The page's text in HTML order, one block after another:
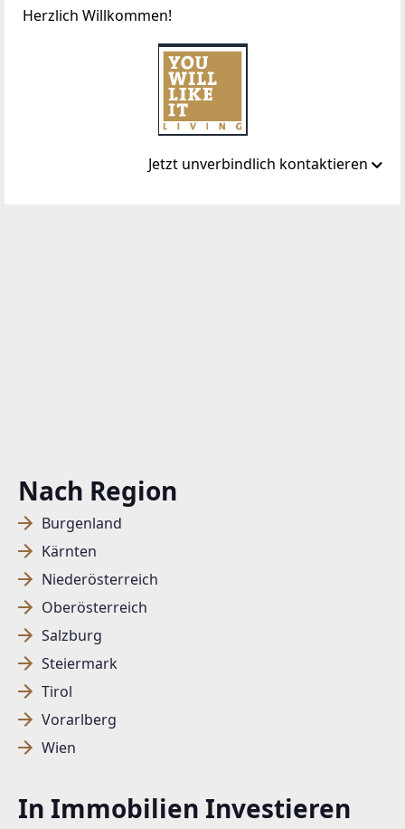
Nach Region
Burgenland
Kärnten
Niederösterreich
Oberösterreich
Salzburg
Steiermark
Tirol
Vorarlberg
Wien
In Immobilien Investieren
Herzlich Willkommen!
Jetzt unverbindlich kontaktieren